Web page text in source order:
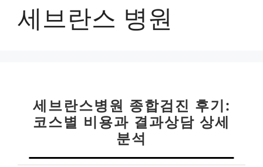
세브란스 병원
세브란스병원 종합검진 후기:
코스별 비용과 결과상담 상세
분석